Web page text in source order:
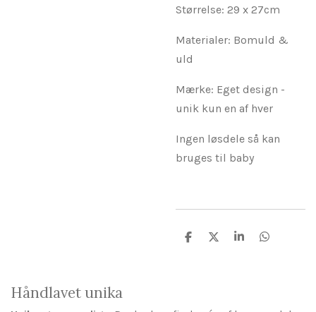
Størrelse: 29 x 27cm
Materialer: Bomuld &
uld
Mærke: Eget design -
unik kun en af hver
Ingen løsdele så kan
bruges til baby
D
D
D
D
Håndlavet unika